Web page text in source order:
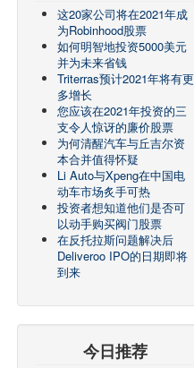
这20家公司将在2021年成
为Robinhood股票
如何明智地投资5000美元
并为未来省钱
Triterras预计2021年将有更
多增长
您应该在2021年投资的三
支令人惊讶的廉价股票
为何清醒汽车与丘吉尔资
本合并值得怀疑
Li Auto与Xpeng在中国电
动车市场炙手可热
投资者想知道他们是否可
以动手购买阀门股票
在反托拉斯问题解决后
Deliveroo IPO的日期即将
到来
今日推荐